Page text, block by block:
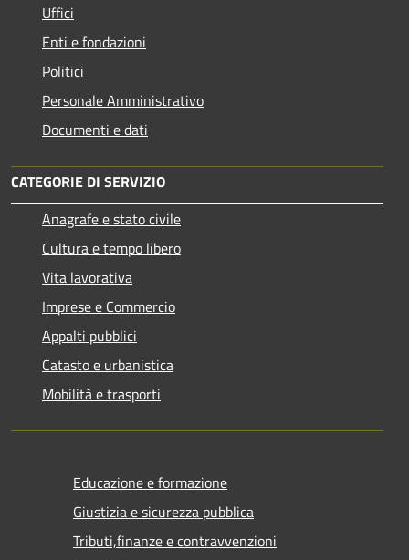
Uffici
Enti e fondazioni
Politici
Personale Amministrativo
Documenti e dati
CATEGORIE DI SERVIZIO
Anagrafe e stato civile
Cultura e tempo libero
Vita lavorativa
Imprese e Commercio
Appalti pubblici
Catasto e urbanistica
Mobilità e trasporti
Educazione e formazione
Giustizia e sicurezza pubblica
Tributi,finanze e contravvenzioni